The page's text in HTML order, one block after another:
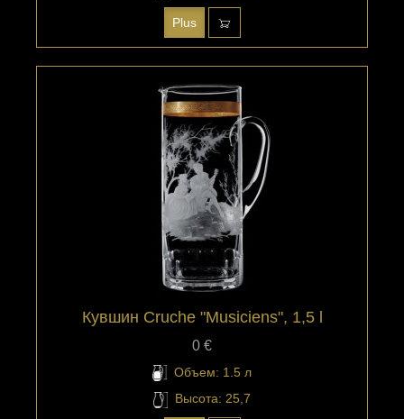
Plus
Кувшин Cruche "Musiciens", 1,5 l
0 €
Объем: 1.5 л
Высота: 25,7